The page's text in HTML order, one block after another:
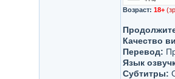
Возраст: 18+
Качество
Перевод:
Язык
Субтитры: